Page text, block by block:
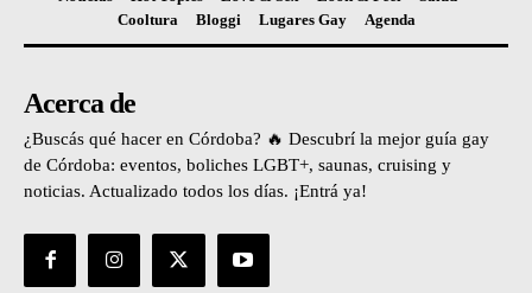
Cooltura
Bloggi Lugares Gay Agenda
Acerca de
¿Buscás qué hacer en Córdoba? 🔥 Descubrí la mejor guía gay
de Córdoba: eventos, boliches LGBT+, saunas, cruising y
noticias. Actualizado todos los días. ¡Entrá ya!